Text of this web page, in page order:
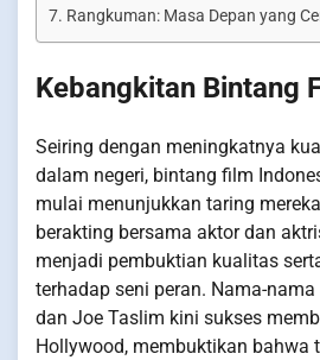
Rangkuman: Masa Depan yang
Kebangkitan Bintang
Seiring dengan meningkatnya
dalam negeri, bintang film
mulai menunjukkan taring
berakting bersama aktor dan
menjadi pembuktian kualitas
terhadap seni peran. Nama-
dan Joe Taslim kini sukses
Hollywood, membuktikan bahwa